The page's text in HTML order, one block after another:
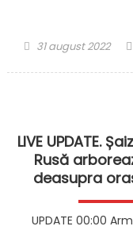
Posted
31 august 2022
LIVE UPDATE.
Rusă
deasupra
UPDATE 00:00